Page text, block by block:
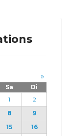
»
Sa
Di
1
2
8
9
15
16